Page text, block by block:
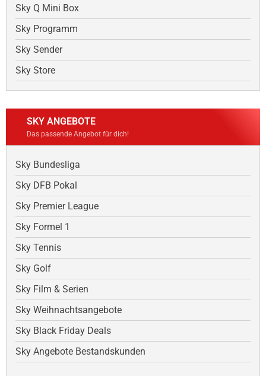
Sky Q Mini Box
Sky Programm
Sky Sender
Sky Store
SKY ANGEBOTE
Das passende Angebot für dich!
Sky Bundesliga
Sky DFB Pokal
Sky Premier League
Sky Formel 1
Sky Tennis
Sky Golf
Sky Film & Serien
Sky Weihnachtsangebote
Sky Black Friday Deals
Sky Angebote Bestandskunden